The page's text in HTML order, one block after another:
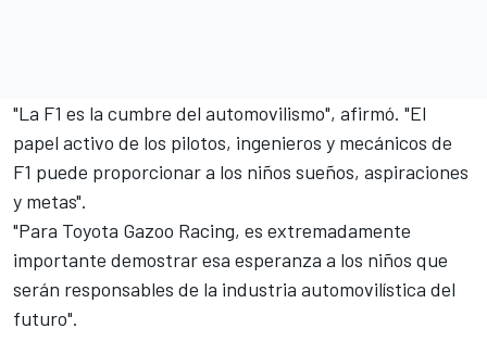
"La F1 es la cumbre del automovilismo", afirmó. "El
papel activo de los pilotos, ingenieros y mecánicos de
F1 puede proporcionar a los niños sueños, aspiraciones
y metas".
"Para Toyota Gazoo Racing, es extremadamente
importante demostrar esa esperanza a los niños que
serán responsables de la industria automovilística del
futuro".